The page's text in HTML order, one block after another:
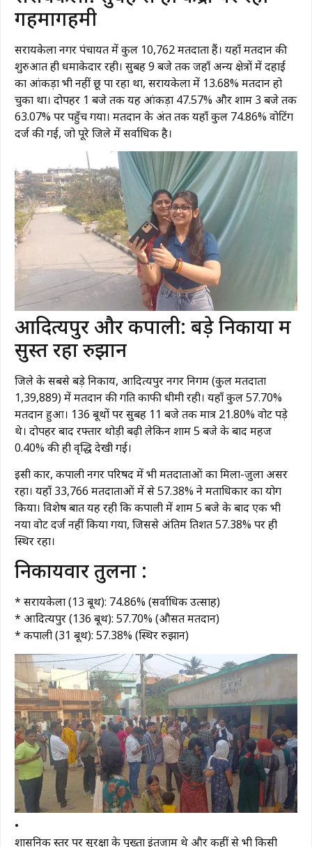
गहमागहमी
​सरायकेला नगर पंचायत में कुल 10,762 मतदाता हैं। यहाँ मतदान की
शुरुआत ही धमाकेदार रही। सुबह 9 बजे तक जहाँ अन्य क्षेत्रों में दहाई
का आंकड़ा भी नहीं छू पा रहा था, सरायकेला में 13.68% मतदान हो
चुका था। दोपहर 1 बजे तक यह आंकड़ा 47.57% और शाम 3 बजे तक
63.07% पर पहुँच गया। मतदान के अंत तक यहाँ कुल 74.86% वोटिंग
दर्ज की गई, जो पूरे जिले में सर्वाधिक है।
​आदित्यपुर और कपाली: बड़े निकायों में
सुस्त रहा रुझान
​जिले के सबसे बड़े निकाय, आदित्यपुर नगर निगम (कुल मतदाता
1,39,889) में मतदान की गति काफी धीमी रही। यहाँ कुल 57.70%
मतदान हुआ। 136 बूथों पर सुबह 11 बजे तक मात्र 21.80% वोट पड़े
थे। दोपहर बाद रफ्तार थोड़ी बढ़ी लेकिन शाम 5 बजे के बाद महज
0.40% की ही वृद्धि देखी गई।
​इसी प्रकार, कपाली नगर परिषद में भी मतदाताओं का मिला-जुला असर
रहा। यहाँ 33,766 मतदाताओं में से 57.38% ने मताधिकार का प्रयोग
किया। विशेष बात यह रही कि कपाली में शाम 5 बजे के बाद एक भी
नया वोट दर्ज नहीं किया गया, जिससे अंतिम प्रतिशत 57.38% पर ही
स्थिर रहा।
​निकायवार तुलना :
* ​सरायकेला (13 बूथ): 74.86% (सर्वाधिक उत्साह)
* ​आदित्यपुर (136 बूथ): 57.70% (औसत मतदान)
* ​कपाली (31 बूथ): 57.38% (स्थिर रुझान)
•
​प्रशासनिक स्तर पर सुरक्षा के पुख्ता इंतजाम थे और कहीं से भी किसी